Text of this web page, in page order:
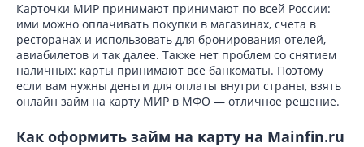
Карточки МИР принимают принимают по всей России:
ими можно оплачивать покупки в магазинах, счета в
ресторанах и использовать для бронирования отелей,
авиабилетов и так далее. Также нет проблем со снятием
наличных: карты принимают все банкоматы. Поэтому
если вам нужны деньги для оплаты внутри страны, взять
онлайн займ на карту МИР в МФО — отличное решение.
Как оформить займ на карту на Mainfin.ru